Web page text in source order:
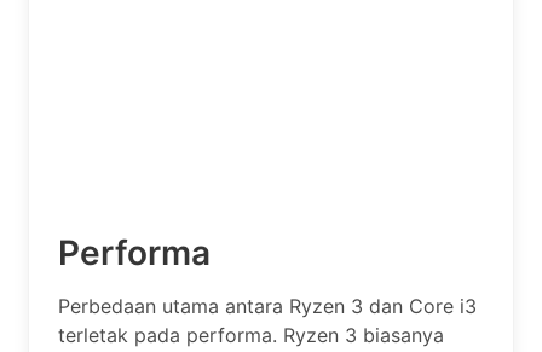
Performa
Perbedaan utama antara Ryzen 3 dan Core i3
terletak pada performa. Ryzen 3 biasanya